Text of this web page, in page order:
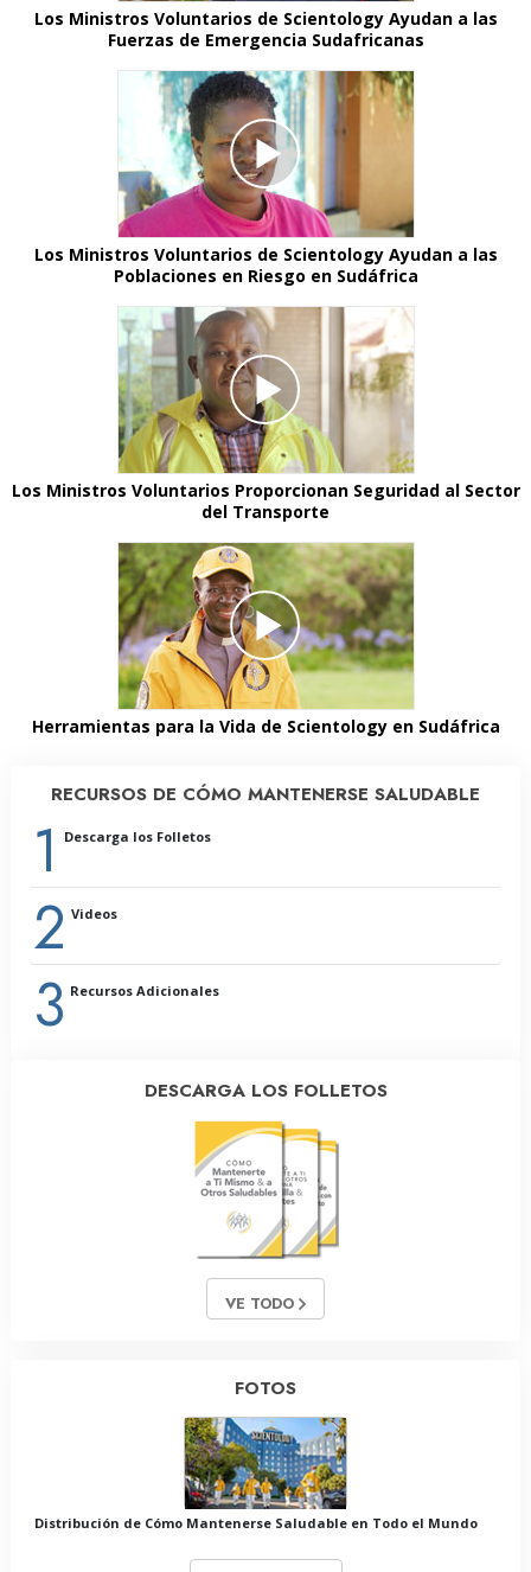
Los Ministros Voluntarios de Scientology Ayudan a las
Fuerzas de Emergencia Sudafricanas
Los Ministros Voluntarios de Scientology Ayudan a las
Poblaciones en Riesgo en Sudáfrica
Los Ministros Voluntarios Proporcionan Seguridad al Sector
del Transporte
Herramientas para la Vida de Scientology en Sudáfrica
RECURSOS DE CÓMO MANTENERSE SALUDABLE
1 Descarga los Folletos
2 Videos
3 Recursos Adicionales
DESCARGA LOS FOLLETOS
VE TODO
FOTOS
Distribución de Cómo Mantenerse Saludable en Todo el Mundo